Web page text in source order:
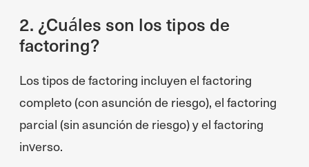
2. ¿Cuáles son los tipos de
factoring?
Los tipos de factoring incluyen el factoring
completo (con asunción de riesgo), el factoring
parcial (sin asunción de riesgo) y el factoring
inverso.